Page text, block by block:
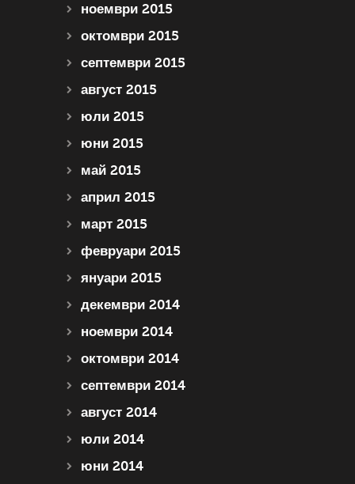
ноември 2015
октомври 2015
септември 2015
август 2015
юли 2015
юни 2015
май 2015
април 2015
март 2015
февруари 2015
януари 2015
декември 2014
ноември 2014
октомври 2014
септември 2014
август 2014
юли 2014
юни 2014